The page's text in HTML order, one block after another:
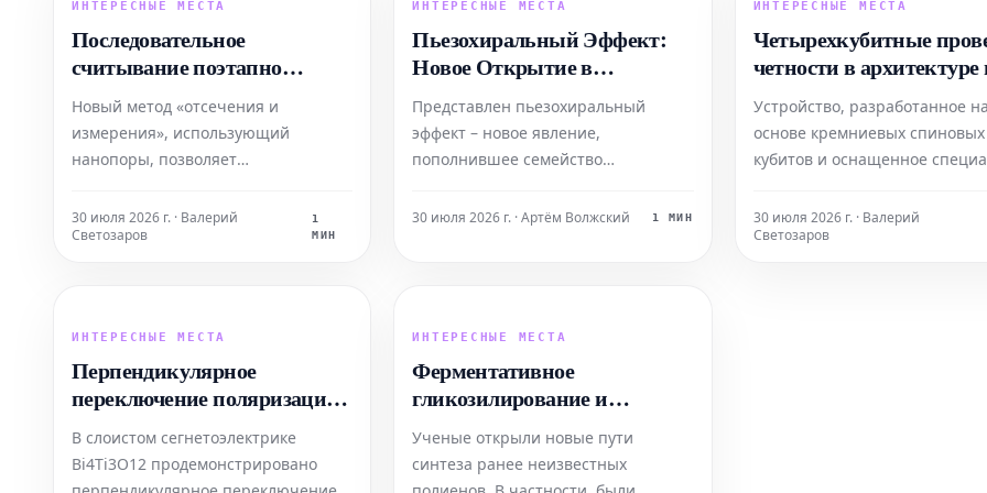
использованы в рамках замкнутого
основных структурных и
репликативных белков, принад
разбавленных фаз графита.
ИНТЕРЕСНЫЕ МЕСТА
Последовательное
считывание поэтапно
укороченного пептида,
иммобилизованного на
нанопоре
Новый метод «отсечения и
измерения», использующий
нанопоры, позволяет
разрешением до одного
аминокислотного остатка. Этот
одну аминокислоту за раз, с
последующим многократным по
30 июля 2026 г. · Валерий
Светозаров
1
МИН
ИНТЕРЕСНЫЕ МЕСТА
Пьезохиральный Эффект:
Новое Открытие в
Управлении Хиральностью
Представлен пьезохиральный
эффект – новое явление,
пополнившее семейство
реагирующих на деформацию,
деформации и открывает широкие
перспективы для будущих п
30 июля 2026 г. · Артём Волжский 1 МИН
ИНТЕРЕСНЫЕ МЕСТА
Четырехкубитные
четности в архитектуре
основе перемещения
Устройство, разработанное на
основе кремниевых спиновых
кубитов и оснащенное
успешно использовано для
выполнения проверок
30 июля 2026 г. · Валерий
Светозаров
ИНТЕРЕСНЫЕ МЕСТА
Перпендикулярное
переключение поляризации
в слоистых
сегнетоэлектриках
В слоистом сегнетоэлектрике
Bi4Ti3O12 продемонстрировано
ИНТЕРЕСНЫЕ МЕСТА
Ферментативное
гликозилирование и
амидирование изменяют
биоактивность полиенов
Ученые открыли новые пути
синтеза ранее неизвестных